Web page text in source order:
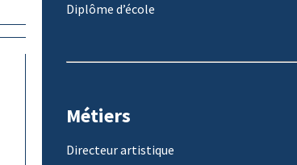
Diplôme d’école
Métiers
Directeur artistique